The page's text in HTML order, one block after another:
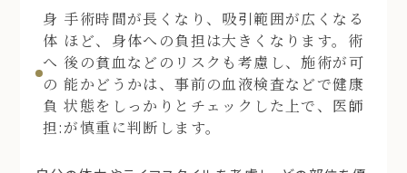
身
体
へ
の
負
担:
手術時間が長くなり、吸引範囲が広くなる
ほど、身体への負担は大きくなります。術
後の貧血などのリスクも考慮し、施術が可
能かどうかは、事前の血液検査などで健康
状態をしっかりとチェックした上で、医師
が慎重に判断します。